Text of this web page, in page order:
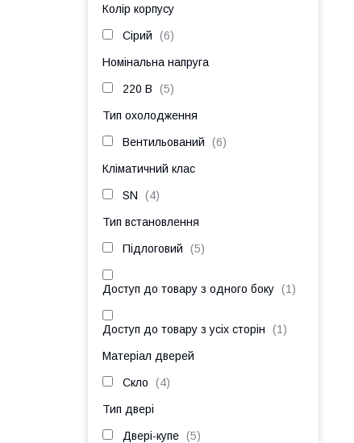
Колір корпусу
Сірий 6
Номінальна напруга
220 В 5
Тип охолодження
Вентильований 6
Кліматичний клас
SN 4
Тип встановлення
Підлоговий 5
Доступ до товару з одного боку 1
Доступ до товару з усіх сторін 1
Матеріал дверей
Скло 4
Тип двері
Двері-купе 5